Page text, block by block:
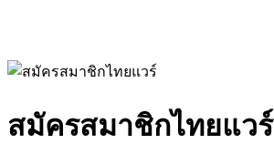
สมัครสมาชิกไทยแวร์